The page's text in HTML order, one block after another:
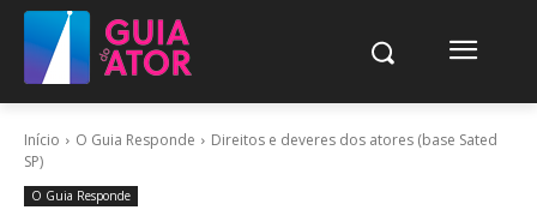
Início O Guia Responde
Direitos e deveres dos atores (base Sated
SP)
O Guia Responde